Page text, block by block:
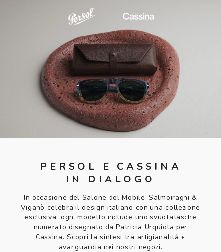
PERSOL E CASSINA
IN DIALOGO
In occasione del Salone del Mobile, Salmoiraghi &
Viganò celebra il design italiano con una collezione
esclusiva: ogni modello include uno svuotatasche
numerato disegnato da Patricia Urquiola per
Cassina. Scopri la sintesi tra artigianalità e
avanguardia nei nostri negozi.